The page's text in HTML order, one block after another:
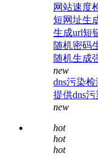
网站速度
短网址生
生成url短
随机密码
随机生成
new
dns污染检
提供dns污
new
hot
hot
hot